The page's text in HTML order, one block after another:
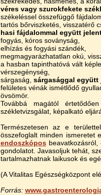
véres vagy szurokfekete
székeléssel összefüggő
tartós bőrviszketés, visszatérő
hasi fájdalommal együtt
fogyás, kóros soványság,
elhízás és fogyási szándék,
megmagyarázhatatlan okú,
a hasban tapinthatóvá vált
vérszegénység,
sárgaság, sárgasággal együtt
felületes vénák ismétlődő
övsömör.
Továbbá magától
székletvizsgálat, képalkató
Természetesen az e
összefoglalt minden ismeretet
endoszkópos
gondolatot. Javasoljuk tehát,
tartalmazhatnak laikusok és
(A Vitalitas Egészségközpont
Forrás: